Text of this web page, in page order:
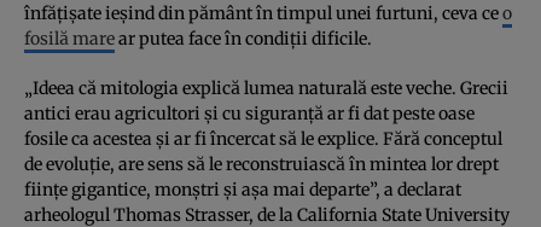
înfățișate ieșind din pământ în timpul unei furtuni, ceva ceo
fosilă marear putea face în condiții dificile.
„Ideea că mitologia explică lumea naturală este veche. Grecii
antici erau agricultori și cu siguranță ar fi dat peste oase
fosile ca acestea și ar fi încercat să le explice. Fără conceptul
de evoluție, are sens să le reconstruiască în mintea lor drept
ființe gigantice, monștri și așa mai departe”, a declarat
arheologul Thomas Strasser, de la California State University